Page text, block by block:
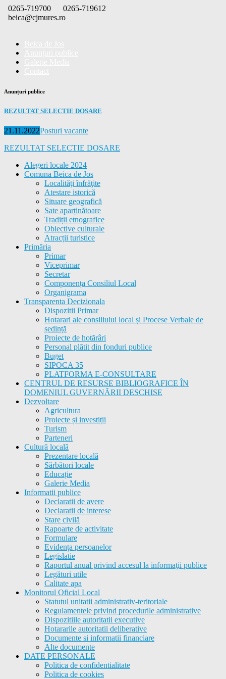
Skip
to
0265-719700
0265-719612
beica@cjmures.ro
Anunțuri publice
REZULTAT SELECTIE DOSARE
Posted
21.11.2022Categories
Posturi vacante
REZULTAT SELECTIE DOSARE
Alegeri locale 2024
Comuna Beica de Jos
Localităţi înfrăţite
Atestare istorică
Situare geografică
Sate aparținătoare
Tradiții etnografice
Obiective culturale
Atracții turistice
Primăria
Primar
Viceprimar
Secretar
Componența Consiliul Local
Organigrama
Transparenta Decizionala
Dispozitii Primar
Hotarari ale consiliului local și Procese Verbale de
ședință
Proiecte de hotărâri
Personal plătit din fonduri publice
Buget
SIPOCA 35
PLATFORMA E-CONSULTARE
CENTRUL DE RESURSE BIBLIOGRAFICE ÎN
DOMENIUL GUVERNĂRII DESCHISE
Dezvoltare
Agricultura
Proiecte și investiții
Turism
Parteneri
Cultură locală
Prezentare locală
Sărbători locale
Educație
Galerie Media
Informatii publice
Declaratii de avere
Declaratii de interese
Stare civilă
Rapoarte de activitate
Formulare
Evidența persoanelor
Legislatie
Raportul anual privind accesul la informaţii publice
Legături utile
Calitate apa
Monitorul Oficial Local
Statutul unitatii administrativ-teritoriale
Regulamentele privind procedurile administrative
Dispozitiile autoritatii executive
Hotararile autoritatii deliberative
Documente si informatii financiare
Alte documente
DATE PERSONALE
Politica de confidentialitate
Politica de cookies